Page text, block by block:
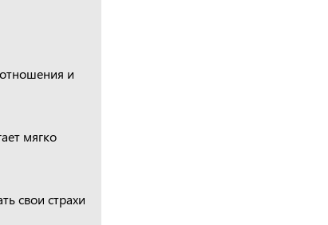
и
мягко
свои страхи